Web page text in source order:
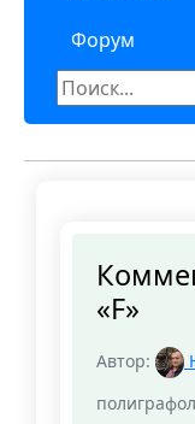
Форум
«F»
Автор: